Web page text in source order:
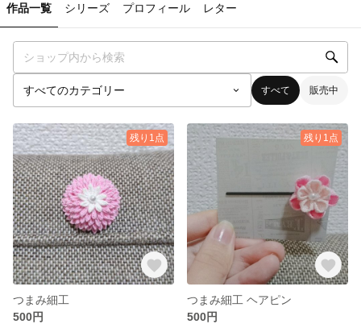
作品一覧 シリーズ プロフィール レター
すべて 販売中
残り1点
つまみ細工
500円
残り1点
つまみ細工 ヘアピン
500円